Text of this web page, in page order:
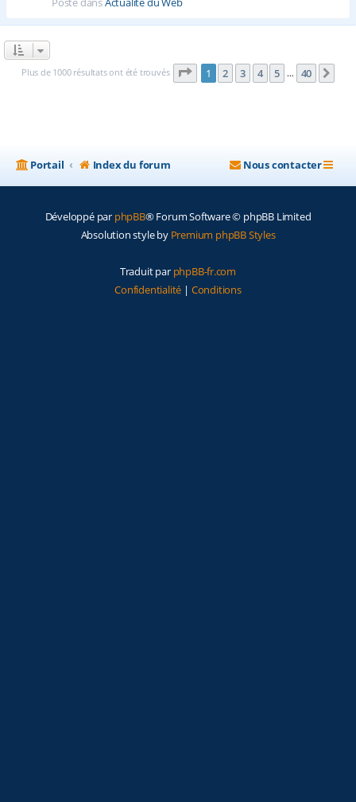
Plus de 1000 résultats ont été trouvés Page 1sur40
1 2 3 4 5 … 40
Portail Index du forum Nous contacter
Développé par phpBB® Forum Software © phpBB Limited
Absolution style by Premium phpBB Styles
Traduit par phpBB-fr.com
Confidentialité | Conditions